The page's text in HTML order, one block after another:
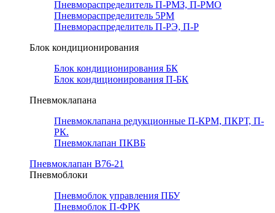
Пневмораспределитель П-РМЗ, П-РМО
Пневмораспределитель 5РМ
Пневмораспределитель П-РЭ, П-Р
Блок кондиционирования
Блок кондиционирования БК
Блок кондиционирования П-БК
Пневмоклапана
Пневмоклапана редукционные П-КРМ, ПКРТ, П-
РК.
Пневмоклапан ПКВБ
Пневмоклапан В76-21
Пневмоблоки
Пневмоблок управления ПБУ
Пневмоблок П-ФРК